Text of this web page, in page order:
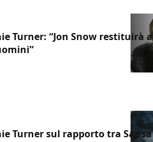
Turner: “Jon Snow restituirà a
Turner sul rapporto tra Sansa